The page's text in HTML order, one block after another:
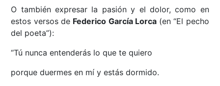
O también expresar la pasión y el dolor, como en
estos versos de Federico García Lorca(en “El pecho
del poeta”):
“Tú nunca entenderás lo que te quiero
porque duermes en mí y estás dormido.